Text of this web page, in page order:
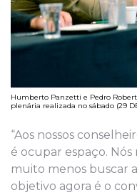
Humberto Panzetti e Pedro
plenária realizada no sábado (29
“Aos nossos
é ocupar espaço. Nós
muito menos buscar
objetivo agora é o